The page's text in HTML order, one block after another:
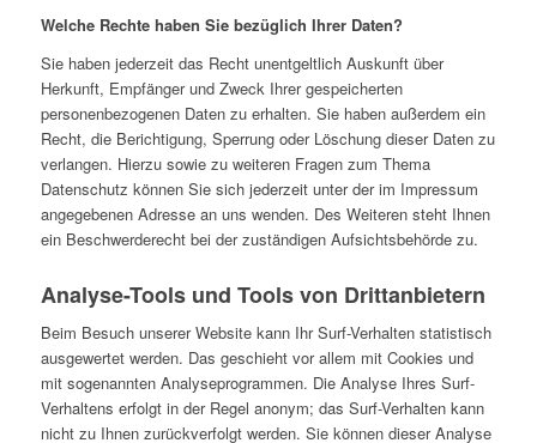
Welche Rechte haben Sie bezüglich Ihrer Daten?
Sie haben jederzeit das Recht unentgeltlich Auskunft über
Herkunft, Empfänger und Zweck Ihrer gespeicherten
personenbezogenen Daten zu erhalten. Sie haben außerdem ein
Recht, die Berichtigung, Sperrung oder Löschung dieser Daten zu
verlangen. Hierzu sowie zu weiteren Fragen zum Thema
Datenschutz können Sie sich jederzeit unter der im Impressum
angegebenen Adresse an uns wenden. Des Weiteren steht Ihnen
ein Beschwerderecht bei der zuständigen Aufsichtsbehörde zu.
Analyse-Tools und Tools von Drittanbietern
Beim Besuch unserer Website kann Ihr Surf-Verhalten statistisch
ausgewertet werden. Das geschieht vor allem mit Cookies und
mit sogenannten Analyseprogrammen. Die Analyse Ihres Surf-
Verhaltens erfolgt in der Regel anonym; das Surf-Verhalten kann
nicht zu Ihnen zurückverfolgt werden. Sie können dieser Analyse